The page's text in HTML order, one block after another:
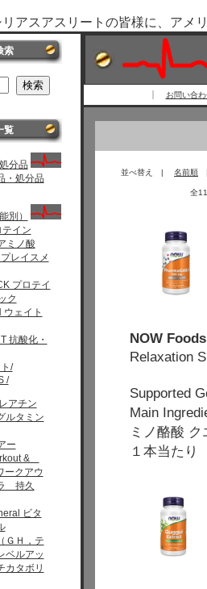
アスアスリートの皆様に、アメ
索
覧
分品
・処分品
別）
テイン
ミノ酸
レイスメ
プロテイ
ク
ウェイト
抗酸化・
/
/
アチン
ルタミン
ー
&
ークアウ
持久
ビタ
ＧＨ，テ
ベルアッ
タボリ
お問い合
並べ替え | 名前順
全
NOW
Relaxation
Supported
Main
ミノ酪酸
１本当た